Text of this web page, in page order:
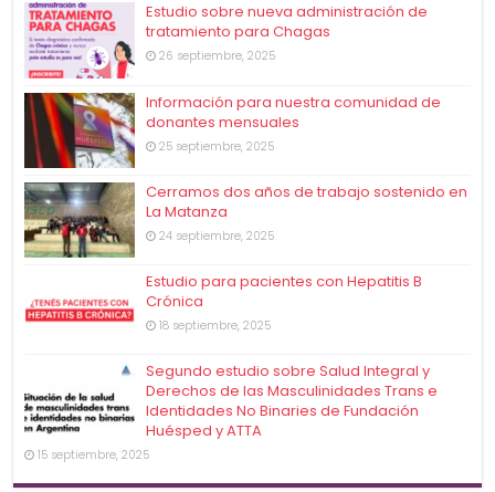
Estudio sobre nueva administración de
tratamiento para Chagas
26 septiembre, 2025
Información para nuestra comunidad de
donantes mensuales
25 septiembre, 2025
Cerramos dos años de trabajo sostenido en
La Matanza
24 septiembre, 2025
Estudio para pacientes con Hepatitis B
Crónica
18 septiembre, 2025
Segundo estudio sobre Salud Integral y
Derechos de las Masculinidades Trans e
Identidades No Binaries de Fundación
Huésped y ATTA
15 septiembre, 2025